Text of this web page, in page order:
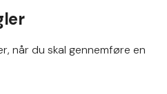
når du skal gennemføre en